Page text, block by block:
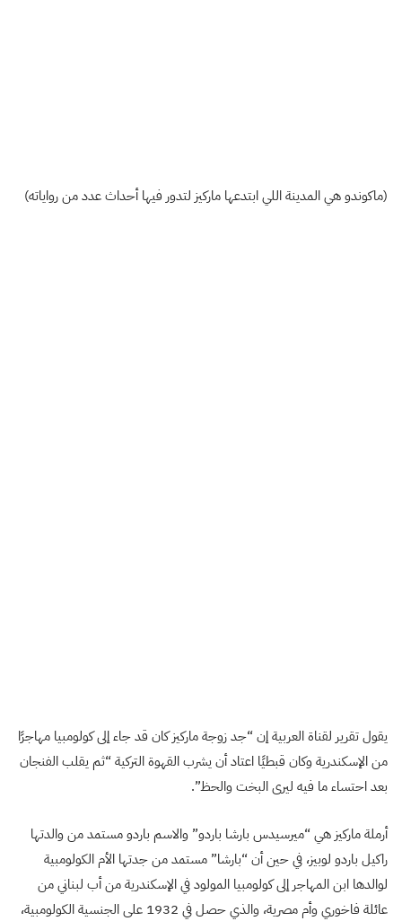
(ماكوندو هي المدينة اللي ابتدعها ماركيز لتدور فيها أحداث عدد من رواياته)
يقول تقرير لقناة العربية إن “جد زوجة ماركيز كان قد جاء إلى كولومبيا مهاجرًا
من الإسكندرية وكان قبطيًا اعتاد أن يشرب القهوة التركية “ثم يقلب الفنجان
بعد احتساء ما فيه ليرى البخت والحظ”.
أرملة ماركيز هي “ميرسيدس بارشا باردو” والاسم باردو مستمد من والدتها
راكيل باردو لوبيز، في حين أن “بارشا” مستمد من جدتها الأم الكولومبية
لوالدها ابن المهاجر إلى كولومبيا المولود في الإسكندرية من أب لبناني من
عائلة فاخوري وأم مصرية، والذي حصل في 1932 على الجنسية الكولومبية،